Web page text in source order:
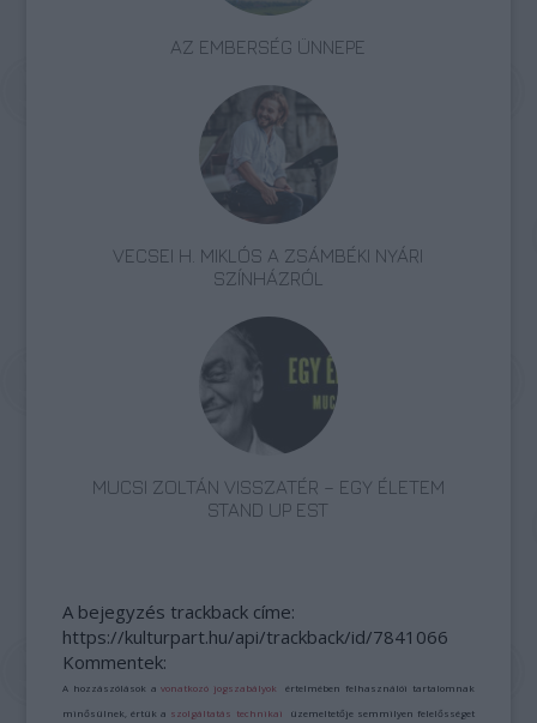
AZ EMBERSÉG ÜNNEPE
VECSEI H. MIKLÓS A ZSÁMBÉKI NYÁRI
SZÍNHÁZRÓL
MUCSI ZOLTÁN VISSZATÉR – EGY ÉLETEM
STAND UP EST
A bejegyzés trackback címe:
https://kulturpart.hu/api/trackback/id/7841066
Kommentek:
A hozzászólások avonatkozó jogszabályok értelmében felhasználói tartalomnak
minősülnek, értük a szolgáltatás technikai üzemeltetője semmilyen felelősséget